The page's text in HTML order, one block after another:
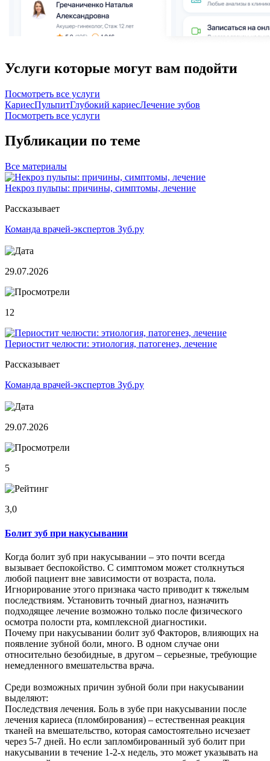
Услуги которые могут вам подойти
Посмотреть все услуги
КариесПульпитГлубокий кариесЛечение зубов
Посмотреть все услуги
Публикации по теме
Все материалы
Некроз пульпы: причины, симптомы, лечение
Рассказывает
Команда врачей-экспертов Зуб.ру
29.07.2026
12
Периостит челюсти: этиология, патогенез, лечение
Рассказывает
Команда врачей-экспертов Зуб.ру
29.07.2026
5
3,0
Болит зуб при накусывании
Когда болит зуб при накусывании – это почти всегда
вызывает беспокойство. С симптомом может столкнуться
любой пациент вне зависимости от возраста, пола.
Игнорирование этого признака часто приводит к тяжелым
последствиям. Установить точный диагноз, назначить
подходящее лечение возможно только после физического
осмотра полости рта, комплексной диагностики.
Почему при накусывании болит зуб Факторов, влияющих на
появление зубной боли, много. В одном случае они
относительно безобидные, в другом – серьезные, требующие
немедленного вмешательства врача.
Среди возможных причин зубной боли при накусывании
выделяют:
Последствия лечения. Боль в зубе при накусывании после
лечения кариеса (пломбирования) – естественная реакция
тканей на вмешательство, которая самостоятельно исчезает
через 5-7 дней. Но если запломбированный зуб болит при
накусывании в течение 1-2-х недель, это может указывать на